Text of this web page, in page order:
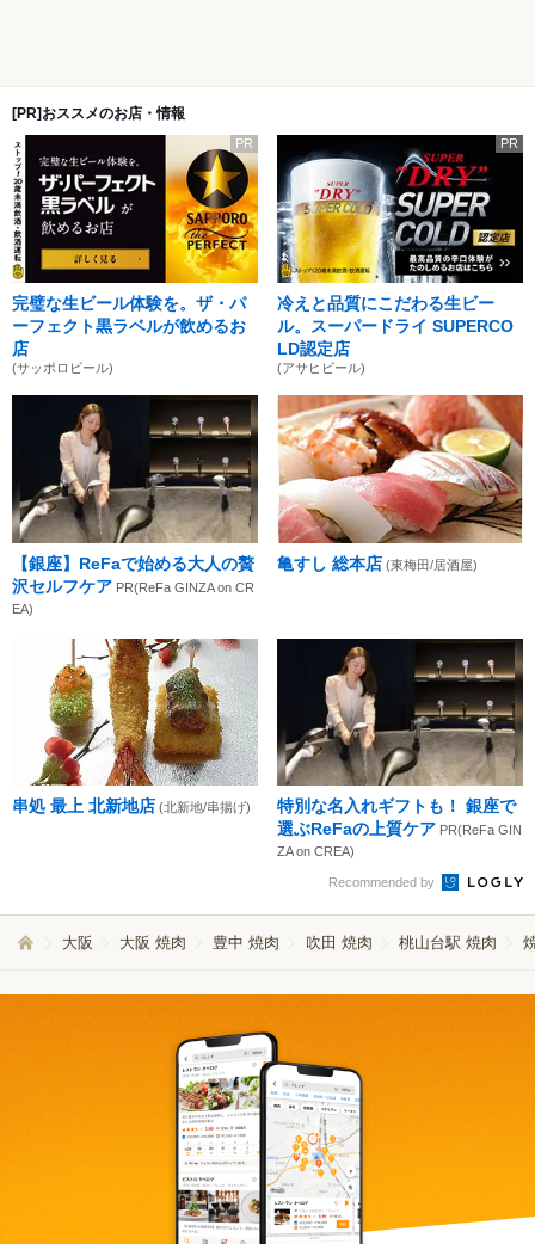
[PR]おススメのお店・情報
PR
完璧な生ビール体験を。ザ・パ
ーフェクト黒ラベルが飲めるお
店
(サッポロビール)
PR
冷えと品質にこだわる生ビー
ル。スーパードライ SUPERCO
LD認定店
(アサヒビール)
【銀座】ReFaで始める大人の贅
沢セルフケア PR(ReFa GINZA on CR
EA)
亀すし 総本店 (東梅田/居酒屋)
串処 最上 北新地店 (北新地/串揚げ)
特別な名入れギフトも！ 銀座で
選ぶReFaの上質ケア PR(ReFa GIN
ZA on CREA)
Recommended by
大阪 大阪 焼肉 豊中 焼肉 吹田 焼肉 桃山台駅 焼肉